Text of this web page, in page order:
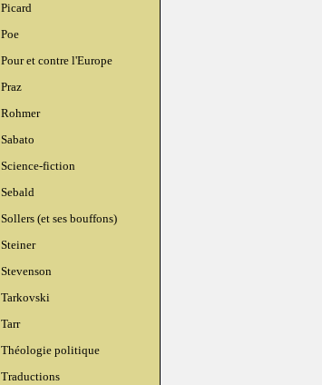
Picard
Poe
Pour et contre l'Europe
Praz
Rohmer
Sabato
Science-fiction
Sebald
Sollers (et ses bouffons)
Steiner
Stevenson
Tarkovski
Tarr
Théologie politique
Traductions